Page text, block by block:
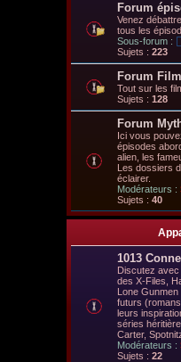
Forum
Venez
tous les
Sous-forum :
Sujets : 223
Forum
Tout sur les
Sujets : 128
Forum
Ici vous
épisodes
alien, les
Les dossiers
éclairer.
Modérateurs :
Sujets : 40
1013
Discutez
des X-Files,
Lone
futurs
leurs
séries
Carter,
Modérateurs :
Sujets : 22